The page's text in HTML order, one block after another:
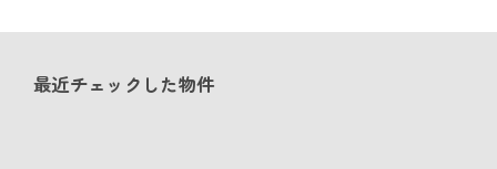
最近チェックした物件